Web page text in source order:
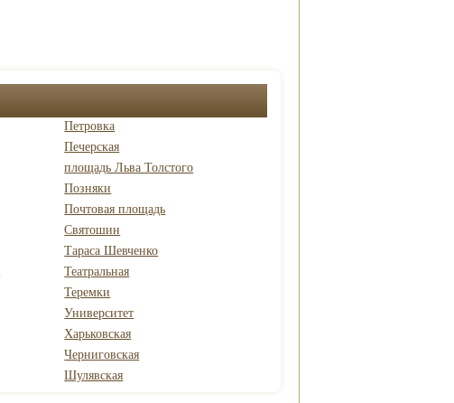
Петровка
Печерская
площадь Льва Толстого
Позняки
Почтовая площадь
Святошин
Тараса Шевченко
Театральная
Теремки
Университет
Харьковская
Черниговская
Шулявская